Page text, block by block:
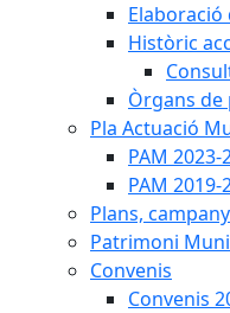
Històric
Òrgans
Pla Actuació
PAM 2023-
PAM 2019-
Plans,
Patrimoni
Convenis
Convenis